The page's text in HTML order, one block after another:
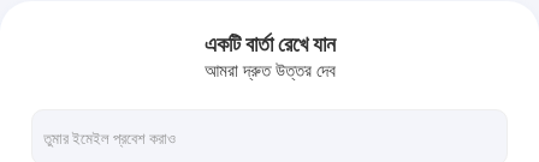
বিস্ফোরণ প্রমাণ LED উচ্চ বে লাইট
বিস্ফোরণ প্রমাণ LED ফ্লাড লাইট
একটি বার্তা রেখে যান
আমরা দ্রুত উত্তর দেব